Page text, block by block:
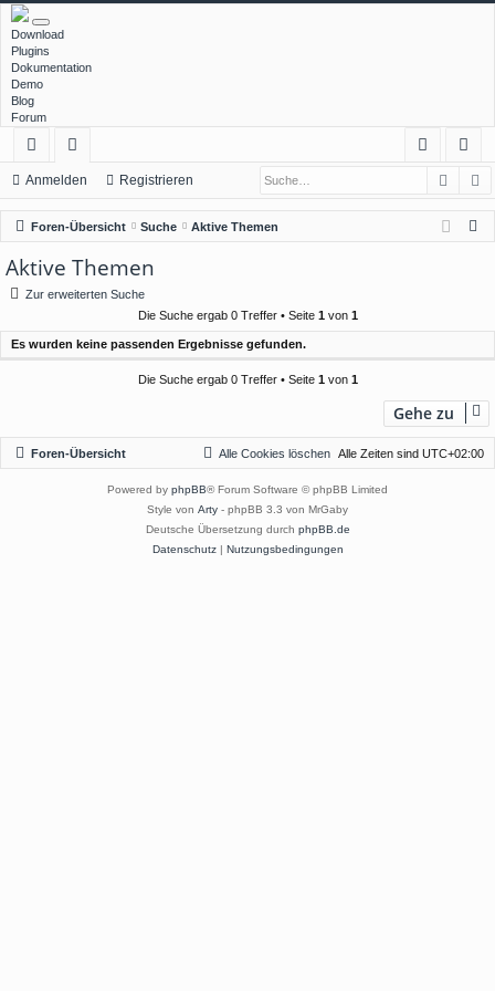
Download
Plugins
Dokumentation
Demo
Blog
Forum
ch
ne
llz
ug
f
or
en
m
el
ist
rie
Anmelden Registrieren
Foren-Übersicht Suche Aktive Themen
Aktive Themen
Zur erweiterten Suche
Die Suche ergab 0 Treffer • Seite 1von 1
Es wurden keine passenden Ergebnisse gefunden.
Die Suche ergab 0 Treffer • Seite 1von 1
Gehe zu
Foren-Übersicht Alle Zeiten sind UTC+02:00
Alle Cookies löschen
Powered by phpBB® Forum Software © phpBB Limited
Style von Arty - phpBB 3.3 von MrGaby
Deutsche Übersetzung durch phpBB.de
Datenschutz| Nutzungsbedingungen